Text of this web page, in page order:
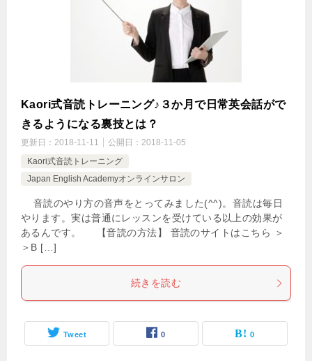
Kaori式音読トレーニング♪３か月で日常英会話がで
きるようになる裏技とは？
更新日： 2018-11-11 公開日： 2018-11-05
Kaori式音読トレーニング
Japan English Academyオンラインサロン
音読のやり方の音声をとってみました(^^)。音読は毎日
やります。実は普通にレッスンを受けている以上の効果が
あるんです。 【音読の方法】 音読のサイトはこちら ＞
＞B […]
続きを読む
Tweet 0 0